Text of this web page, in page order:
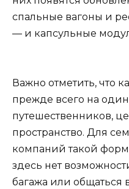
спальные вагоны и
— и капсульные
Важно отметить, что
прежде всего на
путешественников,
пространство. Для
компаний такой
здесь нет
багажа или общаться